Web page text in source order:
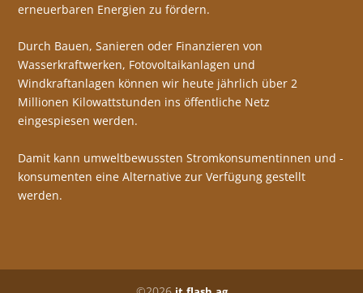
erneuerbaren Energien zu fördern.
Durch Bauen, Sanieren oder Finanzieren von
Wasserkraftwerken, Fotovoltaikanlagen und
Windkraftanlagen können wir heute jährlich über 2
Millionen Kilowattstunden ins öffentliche Netz
eingespiesen werden.
Damit kann umweltbewussten Stromkonsumentinnen und -
konsumenten eine Alternative zur Verfügung gestellt
werden.